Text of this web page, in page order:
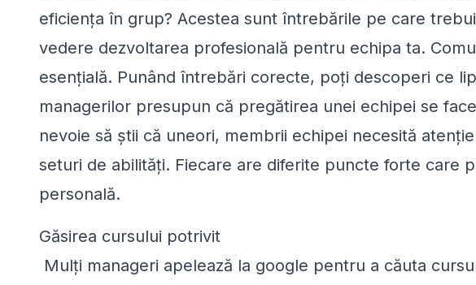
eficiența în grup? Acestea sunt întrebările pe care
vedere dezvoltarea profesională pentru echipa ta.
esențială. Punând întrebări corecte, poți descoperi ce
managerilor presupun că pregătirea unei echipei se
nevoie să știi că uneori, membrii echipei necesită
seturi de abilități. Fiecare are diferite puncte forte care
personală.
Găsirea cursului potrivit
Mulți manageri apelează la google pentru a căuta